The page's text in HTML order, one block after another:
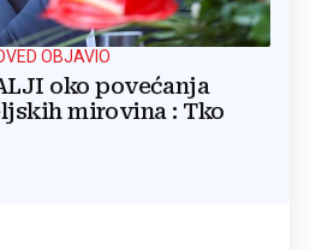
OBJAVIO
oko povećanja
mirovina : Tko